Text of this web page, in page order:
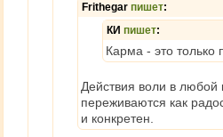
Frithegar пишет:
КИ пишет:
Карма - это только
Действия воли в любой
переживаются как
и конкретен.